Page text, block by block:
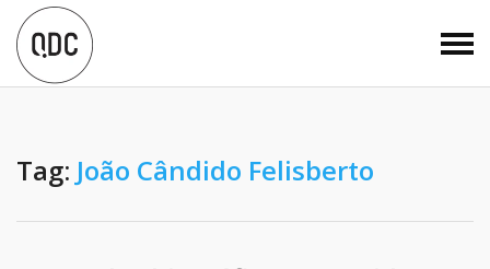
Tag: João Cândido Felisberto